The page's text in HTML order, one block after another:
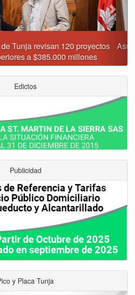
secretario de Medio Ambiente de
Tunja
Edictos
Publicidad
y Placa Tunja